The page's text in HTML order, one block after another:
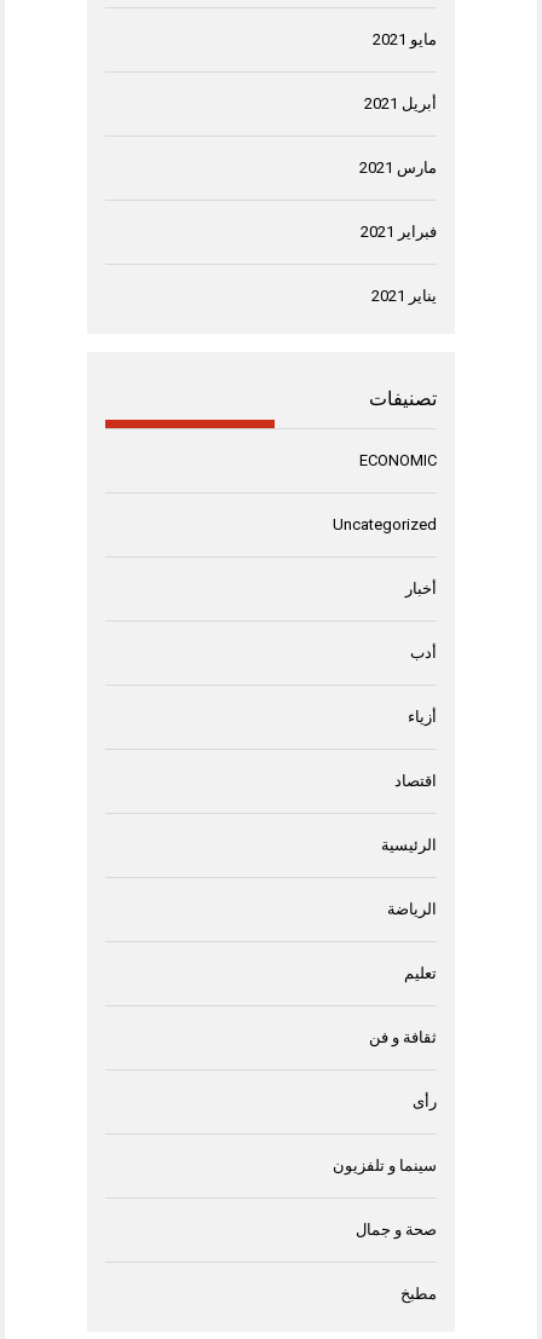
مايو 2021
أبريل 2021
مارس 2021
فبراير 2021
يناير 2021
تصنيفات
ECONOMIC
Uncategorized
أخبار
أدب
أزياء
اقتصاد
الرئيسية
الرياضة
تعليم
ثقافة و فن
رأى
سينما و تلفزيون
صحة و جمال
مطبخ